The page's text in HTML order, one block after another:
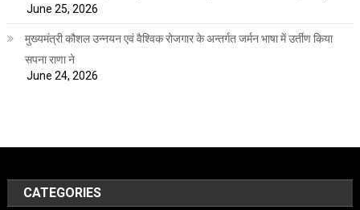
June 25, 2026
मुख्यमंत्री कौशल उन्नयन एवं वैश्विक रोजगार के अन्तर्गत जर्मन भाषा में उर्तीण किया
सपना राणा ने
June 24, 2026
CATEGORIES